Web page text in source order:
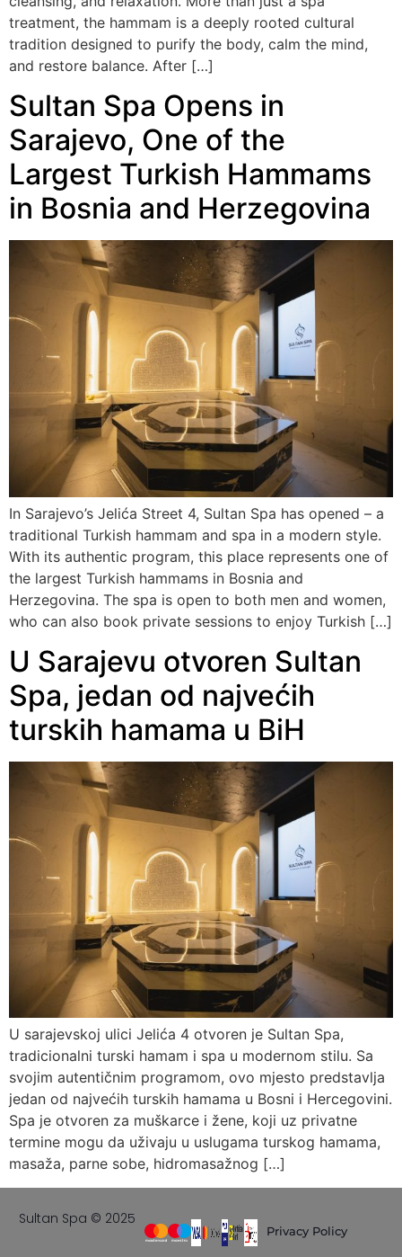
treatment, the hammam is a deeply rooted cultural
tradition designed to purify the body, calm the mind,
and restore balance. After […]
Sultan Spa Opens in
Sarajevo, One of the
Largest Turkish Hammams
in Bosnia and Herzegovina
In Sarajevo’s Jelića Street 4, Sultan Spa has opened – a
traditional Turkish hammam and spa in a modern style.
With its authentic program, this place represents one of
the largest Turkish hammams in Bosnia and
Herzegovina. The spa is open to both men and women,
who can also book private sessions to enjoy Turkish […]
U Sarajevu otvoren Sultan
Spa, jedan od najvećih
turskih hamama u BiH
U sarajevskoj ulici Jelića 4 otvoren je Sultan Spa,
tradicionalni turski hamam i spa u modernom stilu. Sa
svojim autentičnim programom, ovo mjesto predstavlja
jedan od najvećih turskih hamama u Bosni i Hercegovini.
Spa je otvoren za muškarce i žene, koji uz privatne
termine mogu da uživaju u uslugama turskog hamama,
masaža, parne sobe, hidromasažnog […]
Sultan Spa © 2025
Privacy Policy